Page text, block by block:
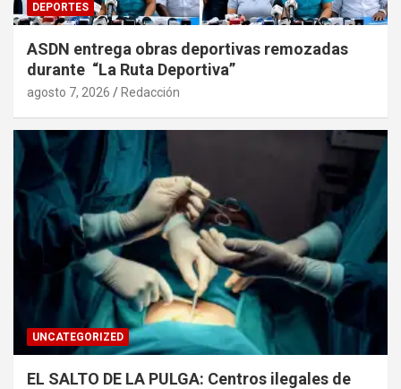
DEPORTES
ASDN entrega obras deportivas remozadas
durante “La Ruta Deportiva”
agosto 7, 2026 Redacción
UNCATEGORIZED
EL SALTO DE LA PULGA: Centros ilegales de